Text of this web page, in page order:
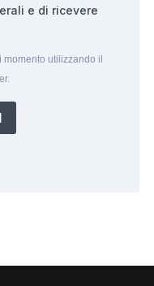
e di ricevere
utilizzando il